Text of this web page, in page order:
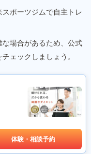
ポーツジムで自主トレ
場合があるため、公式
ェックしましょう。
体験・相談予約